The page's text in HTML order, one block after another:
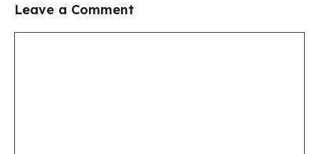
Leave a Comment